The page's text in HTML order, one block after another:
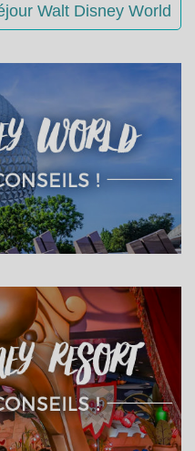
Walt Disney World